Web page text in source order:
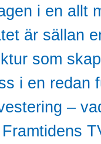
i en allt
är sällan
som
i en redan
–